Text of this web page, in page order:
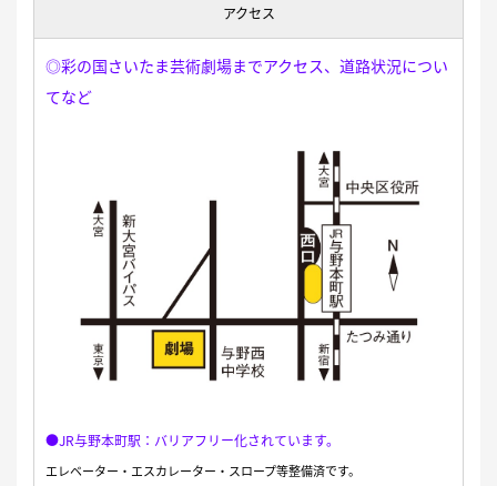
アクセス
◎彩の国さいたま芸術劇場までアクセス、道路状況につい
てなど
●JR与野本町駅：バリアフリー化されています。
エレベーター・エスカレーター・スロープ等整備済です。